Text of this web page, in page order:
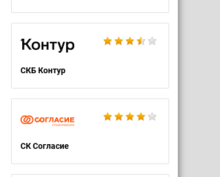
СКБ Контур
СК Согласие